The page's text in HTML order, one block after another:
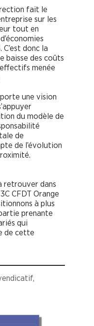
fait le
sur les
tout en
donc la
baisse des coûts
menée
porte une vision
du modèle de
de
de l’évolution
retrouver dans
CFDT Orange
à plus
prenante
qui
de cette